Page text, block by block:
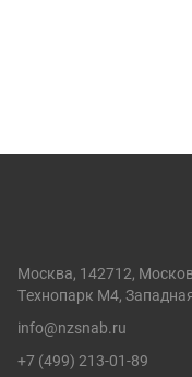
Москва, 142712,
Технопарк М4,
info@nzsnab.ru
+7 (499) 213-01-89